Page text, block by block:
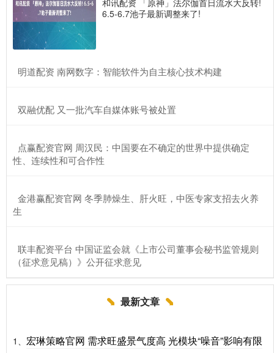
和讯配资 「原神」法尔伽首日流水大反转!
6.5-6.7池子最新调整来了!
​明道配资 南网数字：智能软件为自主核心技术构建
​双融优配 又一批汽车自媒体账号被处置
​点赢配资官网 周汉民：中国要在不确定的世界中提供确定
性、连续性和可合作性
​金港赢配资官网 冬季肺燥生、肝火旺，中医专家支招去火养
生
​联丰配资平台 中国证监会就《上市公司董事会秘书监管规则
（征求意见稿）》公开征求意见
最新文章
1、 宏琳策略官网 需求旺盛景气度高 光模块“噪音”影响有限